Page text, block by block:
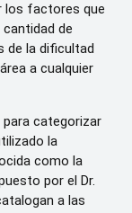
los factores que
de
de la dificultad
a cualquier
categorizar
la
como la
por el Dr.
a las